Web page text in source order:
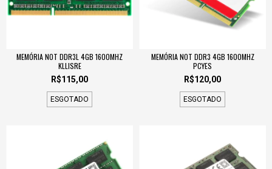
MEMÓRIA NOT DDR3L 4GB 1600MHZ
KLLISRE
R$115,00
ESGOTADO
MEMÓRIA NOT DDR3 4GB 1600MHZ
PCYES
R$120,00
ESGOTADO